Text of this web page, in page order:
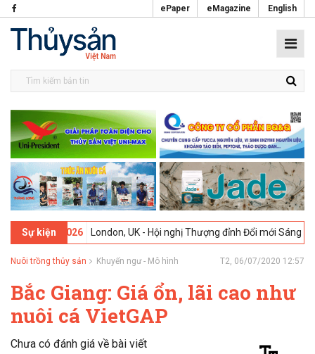
ePaper eMagazine English
Sự kiện
2026 London, UK - Hội nghị Thượng đỉnh Đổi mới Sáng tạo trong
Nuôi trồng thủy sản Khuyến ngư - Mô hình T2, 06/07/2020 12:57
Bắc Giang: Giá ổn, lãi cao như
nuôi cá VietGAP
Chưa có đánh giá về bài viết